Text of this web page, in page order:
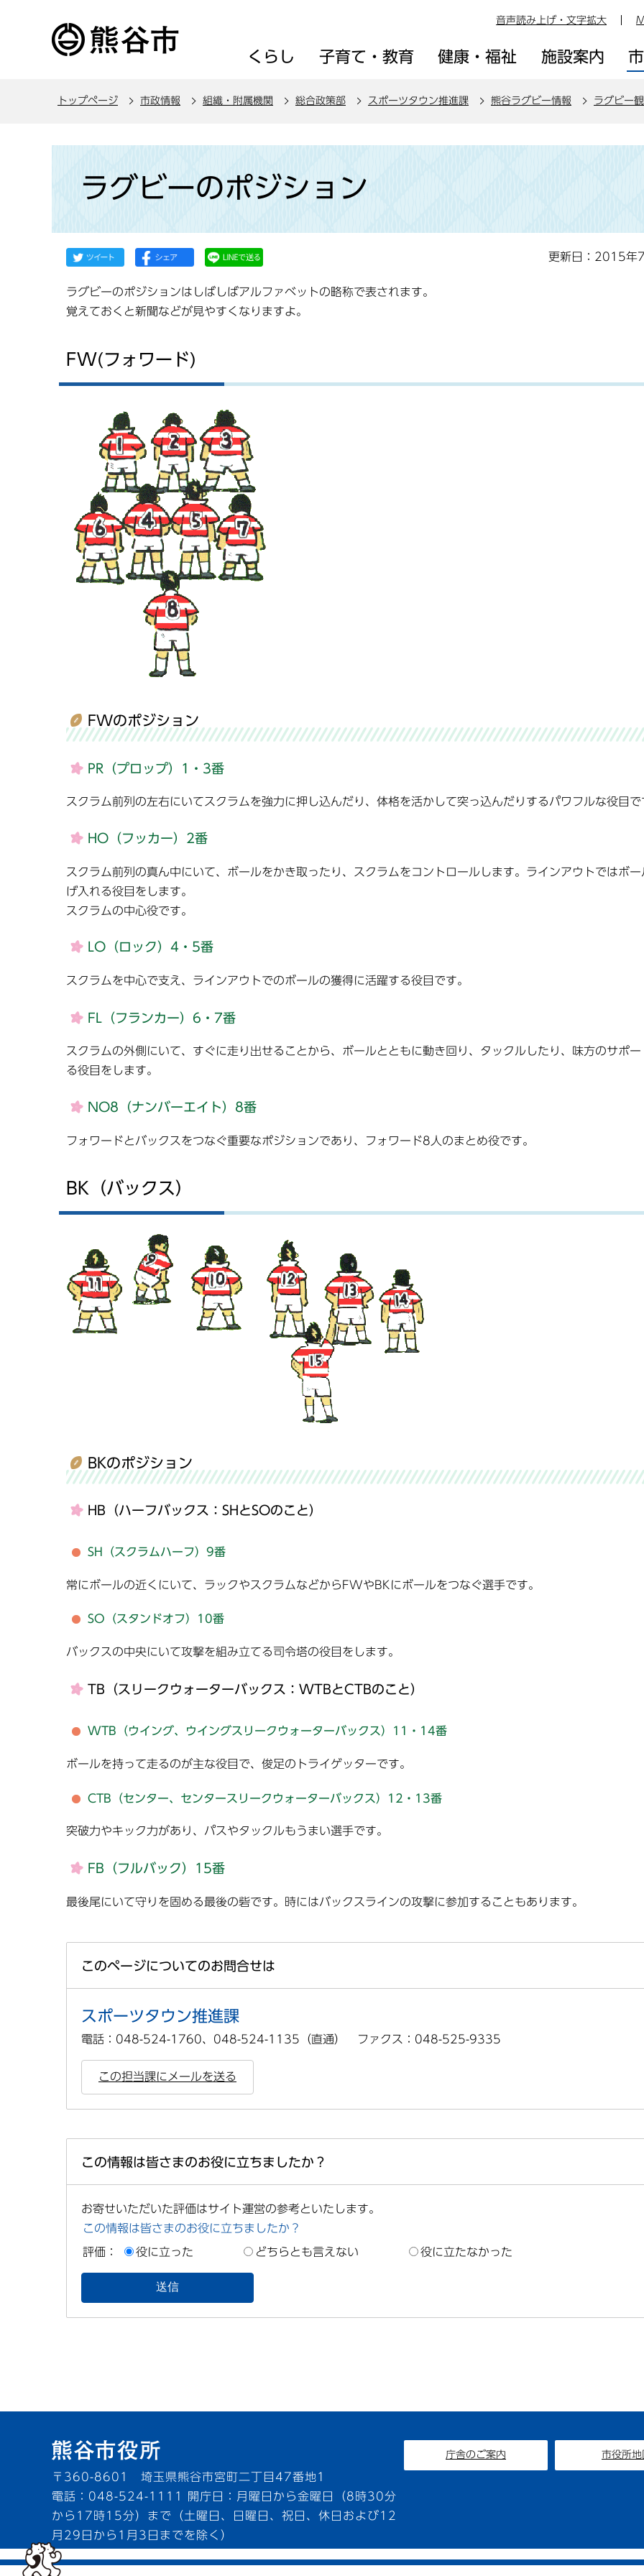
音声読み上げ・文字拡大
くらし 子育て・教育 健康・福祉 施設案内
トップページ 市政情報 組織・附属機関 総合政策部 スポーツタウン推進課 熊谷ラグビー情報 ラグビー
か
ラグビーのポジション
更新日：2015年
ラグビーのポジションはしばしばアルファベットの略称で表されます。
覚えておくと新聞などが見やすくなりますよ。
FW(フォワード)
FWのポジション
PR（プロップ）1・3番
スクラム前列の左右にいてスクラムを強力に押し込んだり、体格を活かして突っ込んだりするパワフルな役目で
HO（フッカー）2番
スクラム前列の真ん中にいて、ボールをかき取ったり、スクラムをコントロールします。ラインアウトではボー
げ入れる役目をします。
スクラムの中心役です。
LO（ロック）4・5番
スクラムを中心で支え、ラインアウトでのボールの獲得に活躍する役目です。
FL（フランカー）6・7番
スクラムの外側にいて、すぐに走り出せることから、ボールとともに動き回り、タックルしたり、味方のサポー
る役目をします。
NO8（ナンバーエイト）8番
フォワードとバックスをつなぐ重要なポジションであり、フォワード8人のまとめ役です。
BK（バックス）
BKのポジション
HB（ハーフバックス：SHとSOのこと）
SH（スクラムハーフ）9番
常にボールの近くにいて、ラックやスクラムなどからFWやBKにボールをつなぐ選手です。
SO（スタンドオフ）10番
バックスの中央にいて攻撃を組み立てる司令塔の役目をします。
TB（スリークウォーターバックス：WTBとCTBのこと）
WTB（ウイング、ウイングスリークウォーターバックス）11・14番
ボールを持って走るのが主な役目で、俊足のトライゲッターです。
CTB（センター、センタースリークウォーターバックス）12・13番
突破力やキック力があり、パスやタックルもうまい選手です。
FB（フルバック）15番
最後尾にいて守りを固める最後の砦です。時にはバックスラインの攻撃に参加することもあります。
このページについてのお問合せは
スポーツタウン推進課
電話：048-524-1760、048-524-1135（直通） ファクス：048-525-9335
この担当課にメールを送る
この情報は皆さまのお役に立ちましたか？
お寄せいただいた評価はサイト運営の参考といたします。
この情報は皆さまのお役に立ちましたか？
評価： 役に立った どちらとも言えない 役に立たなかった
〒360-8601 埼玉県熊谷市宮町二丁目47番地1
電話：048-524-1111
開庁日：月曜日から金曜日（8時30分
から17時15分）まで（土曜日、日曜日、祝日、休日および12
月29日から1月3日までを除く）
庁舎のご案内 市役所地